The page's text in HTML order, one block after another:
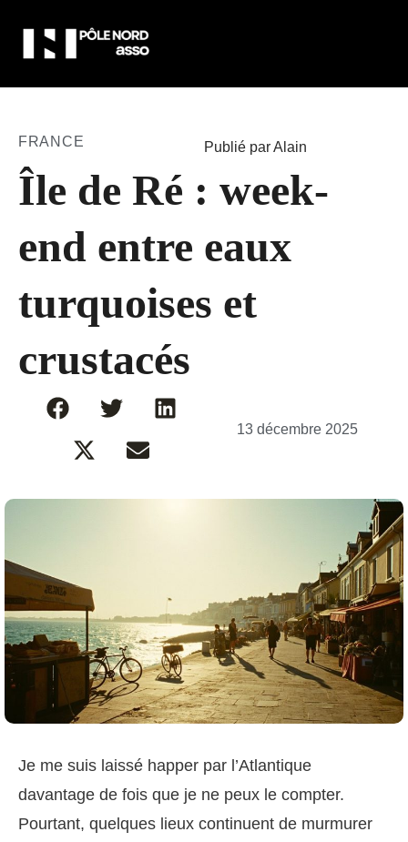
FRANCE Publié par Alain
Île de Ré : week-
end entre eaux
turquoises et
crustacés
13 décembre 2025
Je me suis laissé happer par l’Atlantique
davantage de fois que je ne peux le compter.
Pourtant, quelques lieux continuent de murmurer